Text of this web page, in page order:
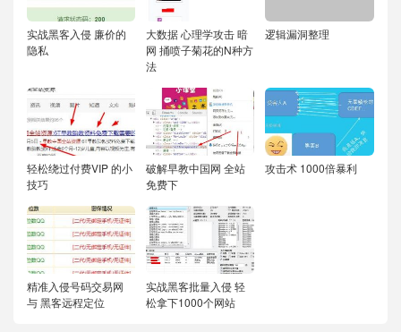
实战黑客入侵 廉价的
隐私
大数据 心理学攻击 暗
网 捅喷子菊花的N种方
法
逻辑漏洞整理
轻松绕过付费VIP 的小
技巧
破解早教中国网 全站
免费下
攻击术 1000倍暴利
精准入侵号码交易网
与 黑客远程定位
实战黑客批量入侵 轻
松拿下1000个网站